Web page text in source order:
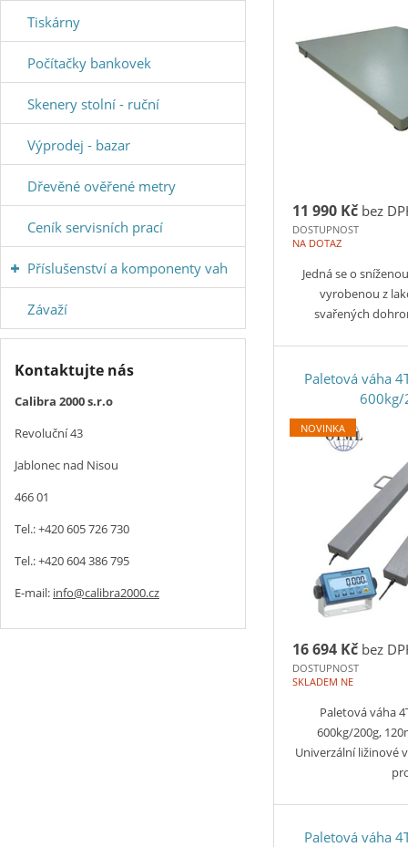
11 990 Kč bez
DOSTUPNOST
NA DOTAZ
Jedná se o
vyrobenou z
svařených
Paletová váha
16 694 Kč bez
DOSTUPNOST
SKLADEM NE
Paletová váha
600kg/200g,
Univerzální ližinové
NOVINKA
Paletová váha
Tiskárny
Počítačky bankovek
Skenery stolní - ruční
Výprodej - bazar
Dřevěné ověřené metry
Ceník servisních prací
Příslušenství a komponenty vah
Závaží
Kontaktujte nás
Calibra 2000 s.r.o
Revoluční 43
Jablonec nad Nisou
466 01
Tel.: +420 605 726 730
Tel.: +420 604 386 795
E-mail: info@calibra2000.cz